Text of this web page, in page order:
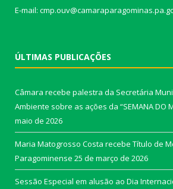
E-mail:
ÚLTIMAS PUBLICAÇÕES
Câmara recebe palestra da Secretária
Ambiente sobre as ações da “SEMANA DO
maio de 2026
Maria Matogrosso Costa recebe Título de
Paragominense 25 de março de 2026
Sessão Especial em alusão ao Dia